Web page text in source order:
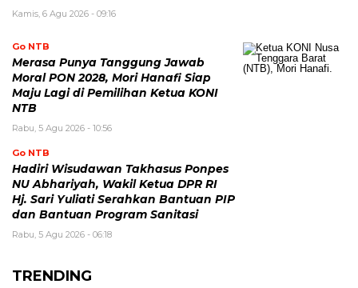
Kamis, 6 Agu 2026 - 09:16
Go NTB
Merasa Punya Tanggung Jawab
Moral PON 2028, Mori Hanafi Siap
Maju Lagi di Pemilihan Ketua KONI
NTB
Rabu, 5 Agu 2026 - 10:56
Go NTB
Hadiri Wisudawan Takhasus Ponpes
NU Abhariyah, Wakil Ketua DPR RI
Hj. Sari Yuliati Serahkan Bantuan PIP
dan Bantuan Program Sanitasi
Rabu, 5 Agu 2026 - 06:18
TRENDING